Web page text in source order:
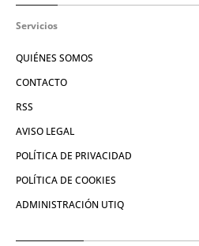
Servicios
QUIÉNES SOMOS
CONTACTO
RSS
AVISO LEGAL
POLÍTICA DE PRIVACIDAD
POLÍTICA DE COOKIES
ADMINISTRACIÓN UTIQ